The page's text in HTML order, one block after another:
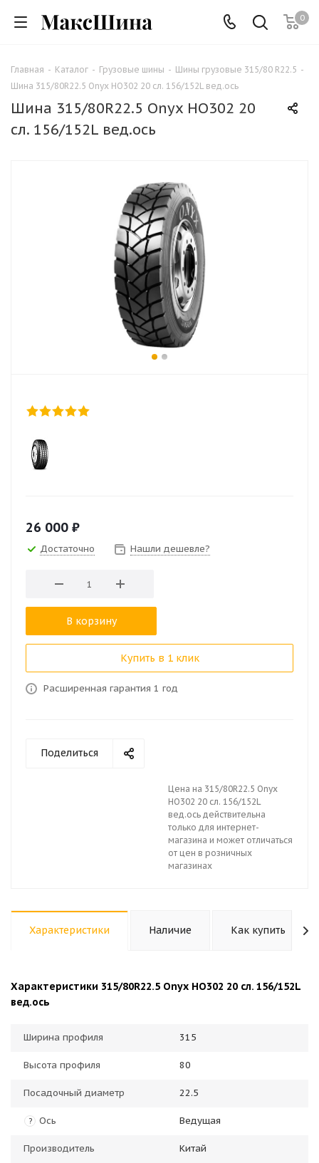
0
Главная - Каталог - Грузовые шины - Шины грузовые 315/80 R22.5 -
Шина 315/80R22.5 Onyx HO302 20 сл. 156/152L вед.ось
Шина 315/80R22.5 Onyx HO302 20
сл. 156/152L вед.ось
26 000 ₽
Достаточно Нашли дешевле?
В корзину
Купить в 1 клик
Расширенная гарантия 1 год
Поделиться
Цена на 315/80R22.5 Onyx
HO302 20 сл. 156/152L
вед.ось действительна
только для интернет-
магазина и может отличаться
от цен в розничных
магазинах
Характеристики Наличие Как купить
Характеристики 315/80R22.5 Onyx HO302 20 сл. 156/152L
вед.ось
Ширина профиля 315
Высота профиля 80
Посадочный диаметр 22.5
? Ось Ведущая
Производитель Китай